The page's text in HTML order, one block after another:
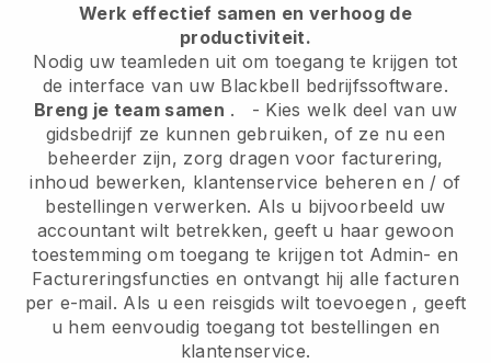
Werk effectief samen en verhoog de
productiviteit.
Nodig uw teamleden uit om toegang te krijgen tot
de interface van uw Blackbell bedrijfssoftware.
Breng je team samen . - Kies welk deel van uw
gidsbedrijf ze kunnen gebruiken, of ze nu een
beheerder zijn, zorg dragen voor facturering,
inhoud bewerken, klantenservice beheren en / of
bestellingen verwerken. Als u bijvoorbeeld uw
accountant wilt betrekken, geeft u haar gewoon
toestemming om toegang te krijgen tot Admin- en
Factureringsfuncties en ontvangt hij alle facturen
per e-mail. Als u een reisgids wilt toevoegen , geeft
u hem eenvoudig toegang tot bestellingen en
klantenservice.